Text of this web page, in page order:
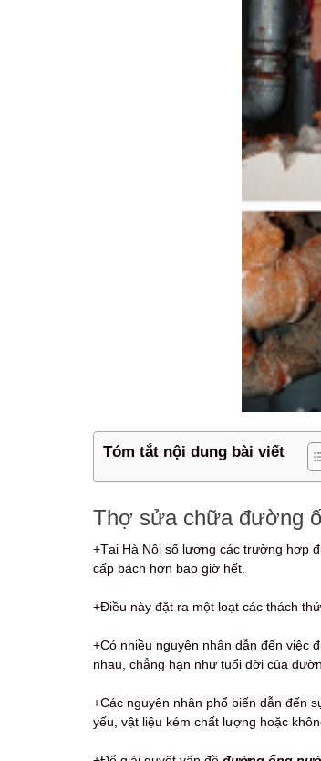
Tóm tắt nội dung bài viết
Thợ sửa chữa đường
+Tại Hà Nội số lượng các trường hợp
cấp bách hơn bao giờ hết.
+Điều này đặt ra một loạt các thách
+Có nhiều nguyên nhân dẫn đến việc
nhau, chẳng hạn như tuổi đời của
+Các nguyên nhân phổ biến dẫn đến
yếu, vật liệu kém chất lượng hoặc